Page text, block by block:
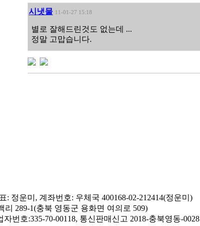
시냇물 11-01-27 15:18
별로 잘해드린것도 없는데 ...
정말 고맙습니다.
정운미, 계좌번호: 우체국 400168-02-212414(정운미)
리 289-1(충북 영동군 용화면 여의로 509)
자번호:335-70-00118, 통신판매신고 2018-충북영동-0028